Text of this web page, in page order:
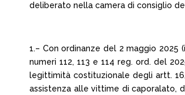
deliberato nella camera di consiglio
1.– Con ordinanze del 2 maggio 2025
numeri 112, 113 e 114 reg. ord. del
legittimità costituzionale degli artt.
assistenza alle vittime di caporalato,